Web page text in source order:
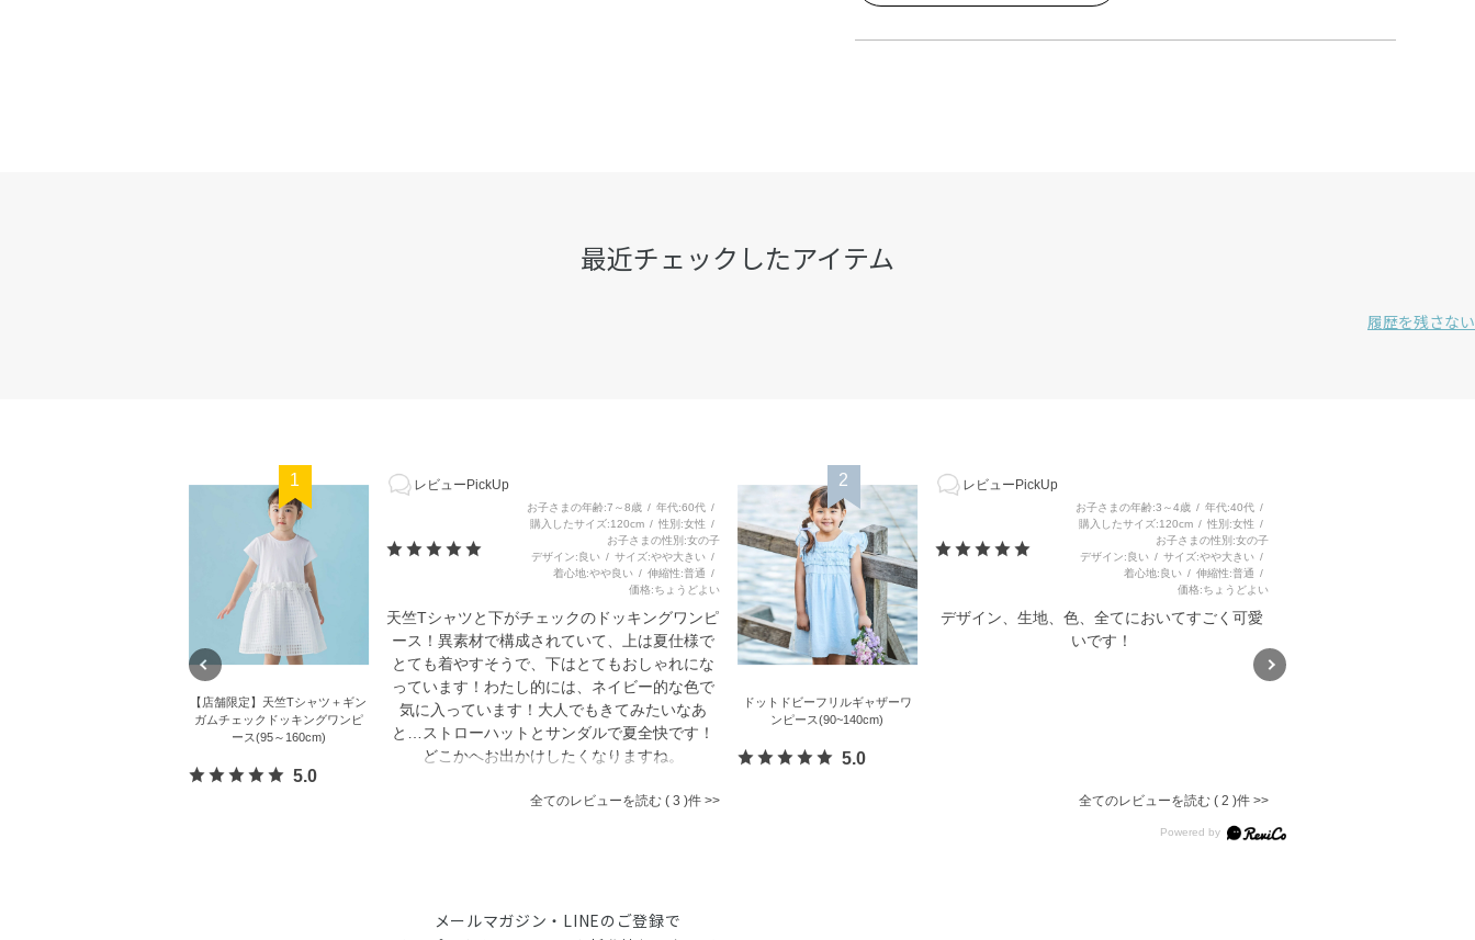
最近チェックしたアイテム
履歴を残さない
1
【店舗限定】天竺Tシャツ＋ギン
ガムチェックドッキングワンピ
ース(95～160cm)
5.0
レビューPickUp
お子さまの年齢 7～8歳 年代 60代
購入したサイズ 120cm 性別 女性
お子さまの性別 女の子
デザイン 良い サイズ やや大きい
着心地 やや良い 伸縮性 普通
価格 ちょうどよい
天竺Tシャツと下がチェックのドッキングワンピ
ース！異素材で構成されていて、上は夏仕様で
とても着やすそうで、下はとてもおしゃれにな
っています！わたし的には、ネイビー的な色で
気に入っています！大人でもきてみたいなあ
と…ストローハットとサンダルで夏全快です！
どこかへお出かけしたくなりますね。
全てのレビューを読む 3
2
ドットドビーフリルギャザーワ
ンピース(90~140cm)
5.0
レビューPickUp
お子さまの年齢 3～4歳 年代 40代
購入したサイズ 120cm 性別 女性
お子さまの性別 女の子
デザイン 良い サイズ やや大きい
着心地 良い 伸縮性 普通
価格 ちょうどよい
デザイン、生地、色、全てにおいてすごく可愛
いです！
全てのレビューを読む 2
メールマガジン・LINEのご登録で